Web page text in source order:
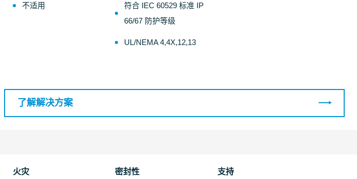
不适用
符合 IEC 60529 标准 IP
66/67 防护等级
UL/NEMA 4,4X,12,13
了解解决方案
火灾
密封性
支持